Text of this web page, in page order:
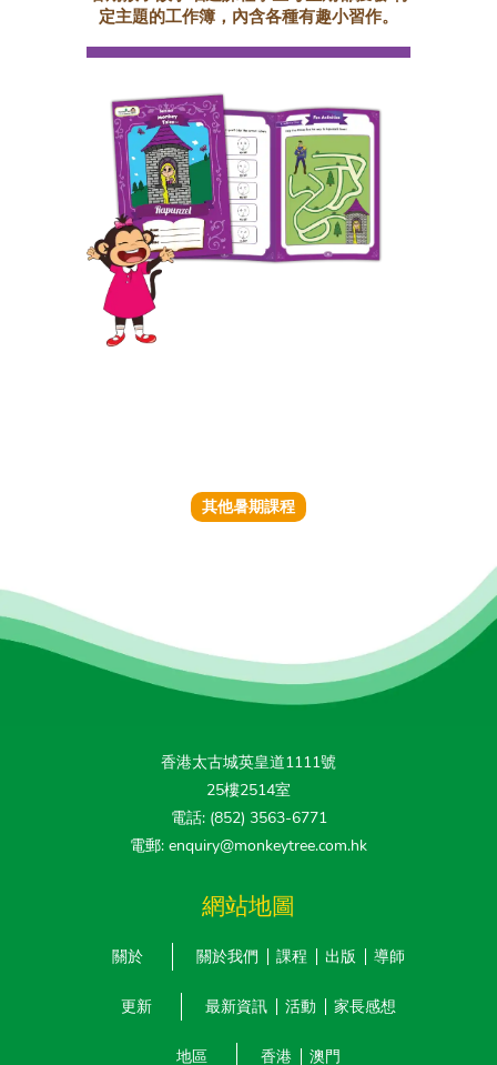
定主題的工作簿，內含各種有趣小習作。
其他暑期課程
香港太古城英皇道1111號
25樓2514室
電話: (852) 3563-6771
電郵: enquiry@monkeytree.com.hk
網站地圖
關於 關於我們 課程 出版 導師
更新 最新資訊 活動 家長感想
地區 香港 澳門